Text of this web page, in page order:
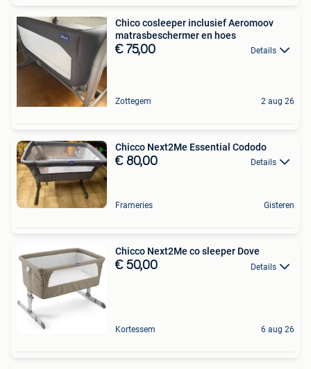
Chico cosleeper inclusief Aeromoov
matrasbeschermer en hoes
€ 75,00 Details
Zottegem 2 aug 26
Chicco Next2Me Essential Cododo
€ 80,00 Details
Frameries Gisteren
Chicco Next2Me co sleeper Dove
€ 50,00 Details
Kortessem 6 aug 26